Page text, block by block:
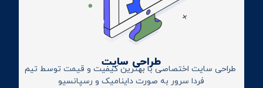
طراحی سایت
طراحی سایت اختصاصی با بهترین کیفیت و قیمت توسط تیم
فردا سرور به صورت داینامیک و رسپانسیو